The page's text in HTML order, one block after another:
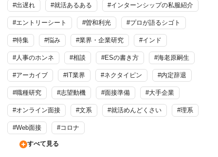
#出遅れ #就活あるある #インターンシップの私服紹介
#エントリーシート #曽和利光 #プロが語るシゴト
#特集 #悩み #業界・企業研究 #インド
#人事のホンネ #相談 #ESの書き方 #海老原嗣生
#アーカイブ #IT業界 #ネクタイピン #内定辞退
#職種研究 #志望動機 #面接準備 #大手企業
#オンライン面接 #文系 #就活めんどくさい #理系
#Web面接 #コロナ
すべて見る